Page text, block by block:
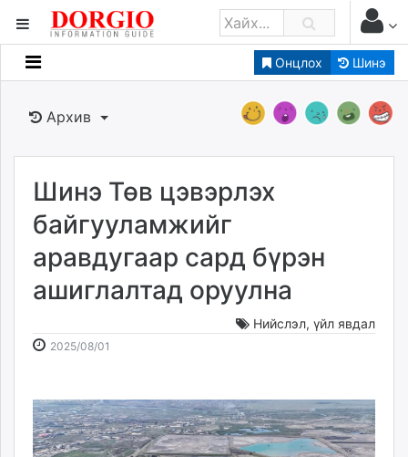
Онцлох Шинэ
Мэдээллийн
Банк санхүү
Бизнес ААН
Төрийн
dorgio.mn
Gogo.mn
news.mn
zindaa.mn
tovch.mn
ikon.mn
mnb.mn
Архив
Шинэ Төв цэвэрлэх
байгууламжийг
аравдугаар сард бүрэн
ашиглалтад оруулна
Нийслэл, үйл явдал
2025/08/01
11:18:01
12:23:22